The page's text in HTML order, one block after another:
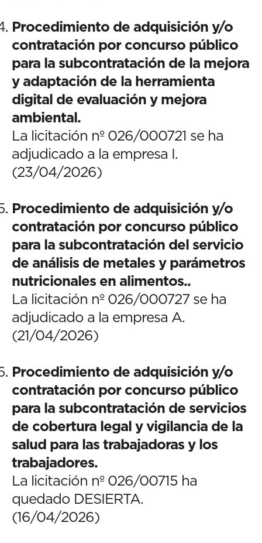
Procedimiento de adquisición y/o
contratación por concurso público
para la subcontratación de la mejora
y adaptación de la herramienta
digital de evaluación y mejora
ambiental.
La licitación nº 026/000721 se ha
adjudicado a la empresa I.
(23/04/2026)
Procedimiento de adquisición y/o
contratación por concurso público
para la subcontratación del servicio
de análisis de metales y parámetros
nutricionales en alimentos..
La licitación nº 026/000727 se ha
adjudicado a la empresa A.
(21/04/2026)
Procedimiento de adquisición y/o
contratación por concurso público
para la subcontratación de servicios
de cobertura legal y vigilancia de la
salud para las trabajadoras y los
trabajadores.
La licitación nº 026/00715 ha
quedado DESIERTA.
(16/04/2026)